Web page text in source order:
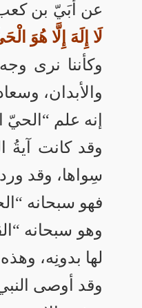
عن أُبَيّ بن
لَا إِلَهَ إِلَّا هُوَ
وكأننا نرى
والأبدان،
إنه علم
وقد كانت آيةُ
سِواها، وقد
فهو سبحانه
وهو سبحانه
لها بدونِه،
وقد أوصى